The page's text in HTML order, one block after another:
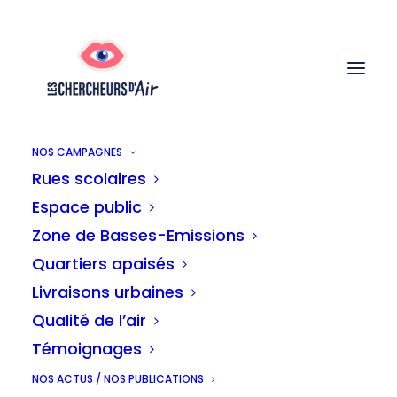
NOS CAMPAGNES
Rues scolaires
Espace public
Zone de Basses-Emissions
Quartiers apaisés
Livraisons urbaines
Qualité de l’air
Témoignages
NOS ACTUS / NOS PUBLICATIONS
Je m’appelle Nuria, je viens de Barcelone
et j’habite à Bruxelles depuis 1993.
Puéricultrice de profession, j’attache
beaucoup d’importance à la santé des
enfants. Actuellement je suis militante et